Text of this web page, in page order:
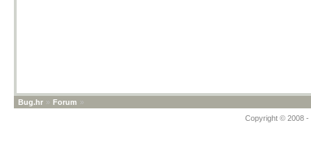
Bug.hr » Forum »
Copyright © 2008 -